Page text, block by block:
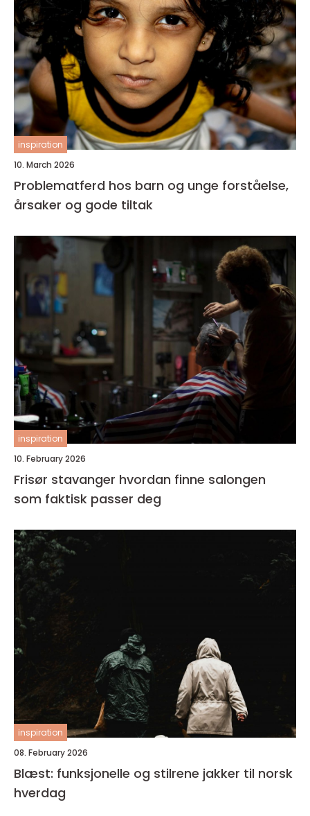
inspiration
10. March 2026
Problematferd hos barn og unge forståelse,
årsaker og gode tiltak
inspiration
10. February 2026
Frisør stavanger hvordan finne salongen
som faktisk passer deg
inspiration
08. February 2026
Blæst: funksjonelle og stilrene jakker til norsk
hverdag